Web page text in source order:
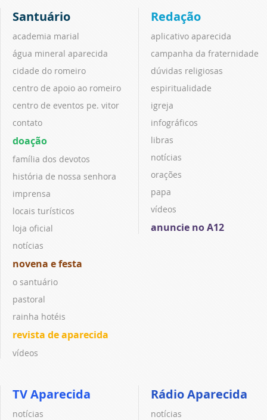
Santuário
academia marial
água mineral aparecida
cidade do romeiro
centro de apoio ao romeiro
centro de eventos pe. vitor
contato
doação
família dos devotos
história de nossa senhora
imprensa
locais turísticos
loja oficial
notícias
novena e festa
o santuário
pastoral
rainha hotéis
revista de aparecida
vídeos
Redação
aplicativo aparecida
campanha da fraternidade
dúvidas religiosas
espiritualidade
igreja
infográficos
libras
notícias
orações
papa
vídeos
anuncie no A12
TV Aparecida
notícias
Rádio Aparecida
notícias